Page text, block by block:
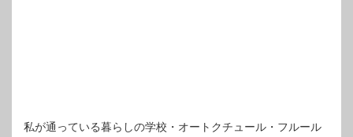
私が通っている暮らしの学校・オートクチュール・フルール